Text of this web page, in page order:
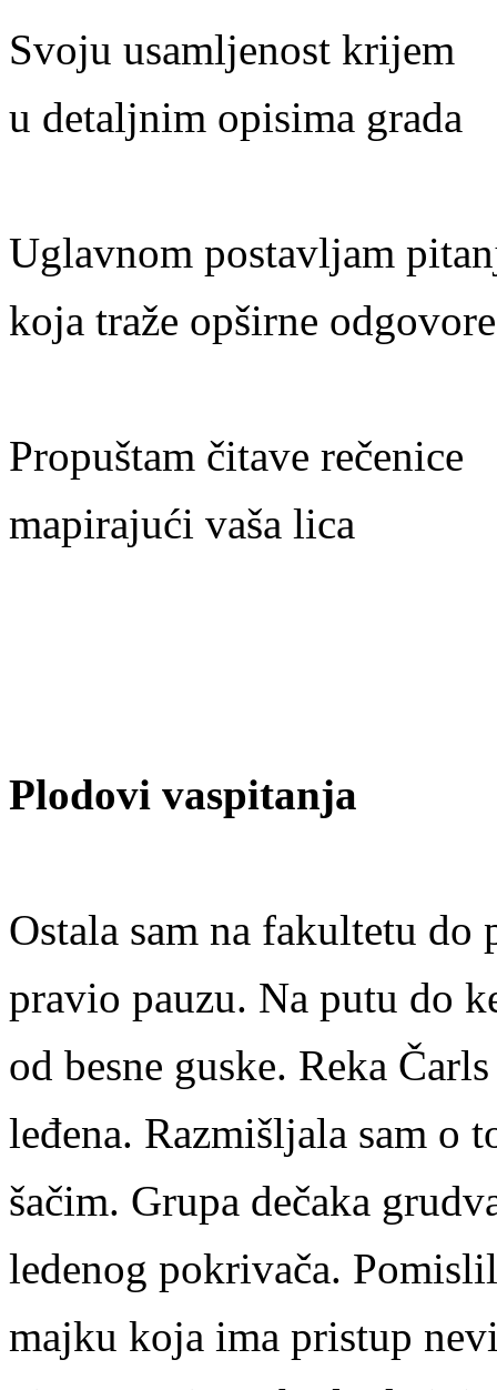
Svoju usamljenost krijem
u detaljnim opisima grada
Uglavnom postavljam
koja traže opširne odgovore
Propuštam čitave rečenice
mapirajući vaša lica
Plodovi vaspitanja
Ostala sam na fakultetu do
pravio pauzu. Na putu do
od besne guske. Reka
leđena. Razmišljala sam o
šačim. Grupa dečaka
ledenog pokrivača.
majku koja ima pristup